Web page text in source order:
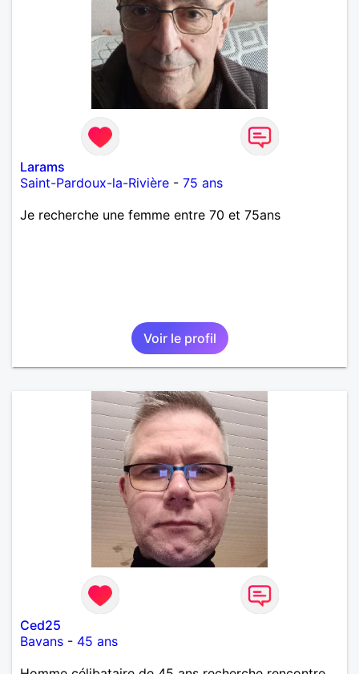
Larams
Saint-Pardoux-la-Rivière - 75 ans
Je recherche une femme entre 70 et 75ans
Voir le profil
Ced25
Bavans - 45 ans